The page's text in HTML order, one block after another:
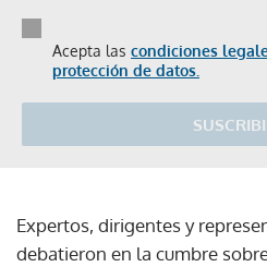
Acepta las condiciones
protección de datos.
Expertos, dirigentes y
debatieron en la cumbre